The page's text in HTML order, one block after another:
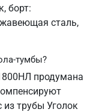
борт:
сталь,
тумбы?
продумана
из трубы Уголок